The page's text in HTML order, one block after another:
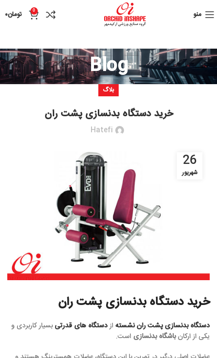
منو 0 تومان۰
Blog
بلاگ
خرید دستگاه بدنسازی پشت ران
Hatefi
26
شهریور
خرید دستگاه بدنسازی پشت ران
دستگاه بدنسازی پشت ران نشسته ازدستگاه های قدرتیبسیار کاربردی و
یکی از ارکانباشگاه بدنسازی است.